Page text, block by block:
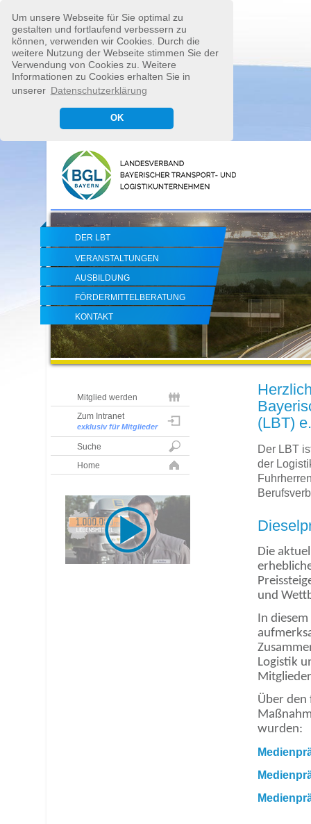
Um unsere Webseite für Sie optimal zu
gestalten und fortlaufend verbessern zu
können, verwenden wir Cookies. Durch die
weitere Nutzung der Webseite stimmen Sie der
Verwendung von Cookies zu. Weitere
Informationen zu Cookies erhalten Sie in
unserer Datenschutzerklärung
OK
DER LBT
VERANSTALTUNGEN
AUSBILDUNG
FÖRDERMITTELBERATUNG
KONTAKT
Mitglied werden
Zum Intranet
exklusiv für Mitglieder
Suche
Home
(LBT)
Der LBT
der
Die
und
In
Logistik
Über den
wurden: